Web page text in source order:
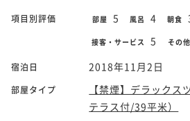
項目別評価 部屋 5 風呂 4 朝食
接客・サービス 5 その
宿泊日 2018年11月2日
部屋タイプ
【禁煙】デラックス
テラス付/39平米）